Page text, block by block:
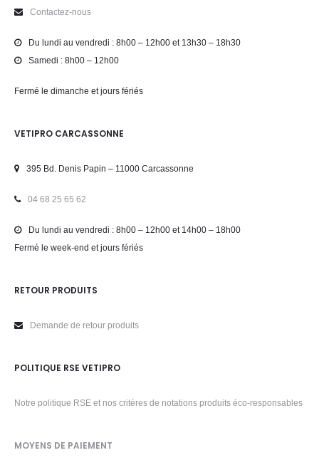
Contactez-nous
Du lundi au vendredi : 8h00 – 12h00 et 13h30 – 18h30
Samedi : 8h00 – 12h00
Fermé le dimanche et jours fériés
VETIPRO CARCASSONNE
395 Bd. Denis Papin – 11000 Carcassonne
04 68 25 65 62
Du lundi au vendredi : 8h00 – 12h00 et 14h00 – 18h00
Fermé le week-end et jours fériés
RETOUR PRODUITS
Demande de retour produits
POLITIQUE RSE VETIPRO
Notre politique RSE et nos critères de notations produits éco-responsables
MOYENS DE PAIEMENT